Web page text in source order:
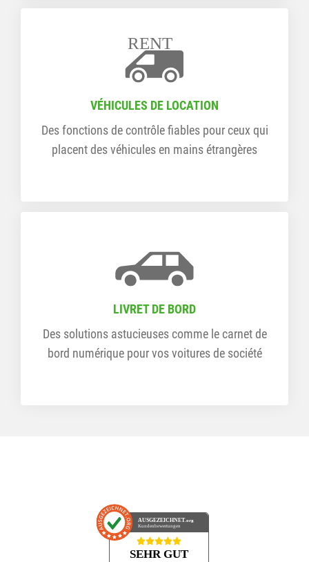
RENT
VÉHICULES DE LOCATION
Des fonctions de contrôle fiables pour ceux qui
placent des véhicules en mains étrangères
LIVRET DE BORD
Des solutions astucieuses comme le carnet de
bord numérique pour vos voitures de société
AUSGEZEICHNET .org
Kundenbewertungen
SEHR GUT